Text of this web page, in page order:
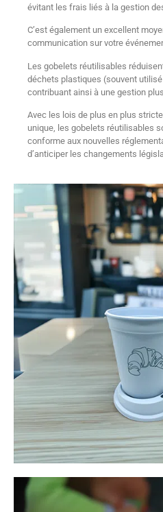
évitant les frais liés à la gestion
C’est également un excellent
communication sur votre
Les gobelets réutilisables
déchets plastiques (souvent
contribuant ainsi à une gestion
Avec les lois de plus en plus
unique, les gobelets réutilisables
conforme aux nouvelles
d’anticiper les changements